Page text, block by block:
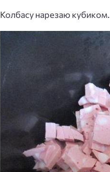
Колбасу нарезаю кубиком.